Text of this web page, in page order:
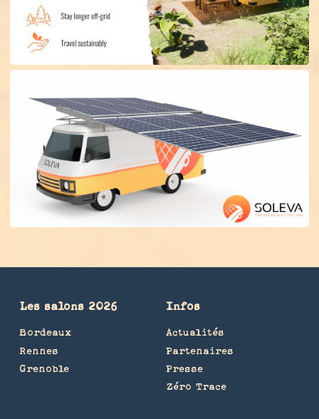
Les salons 2026
Bordeaux
Rennes
Grenoble
Infos
Actualités
Partenaires
Presse
Zéro Trace